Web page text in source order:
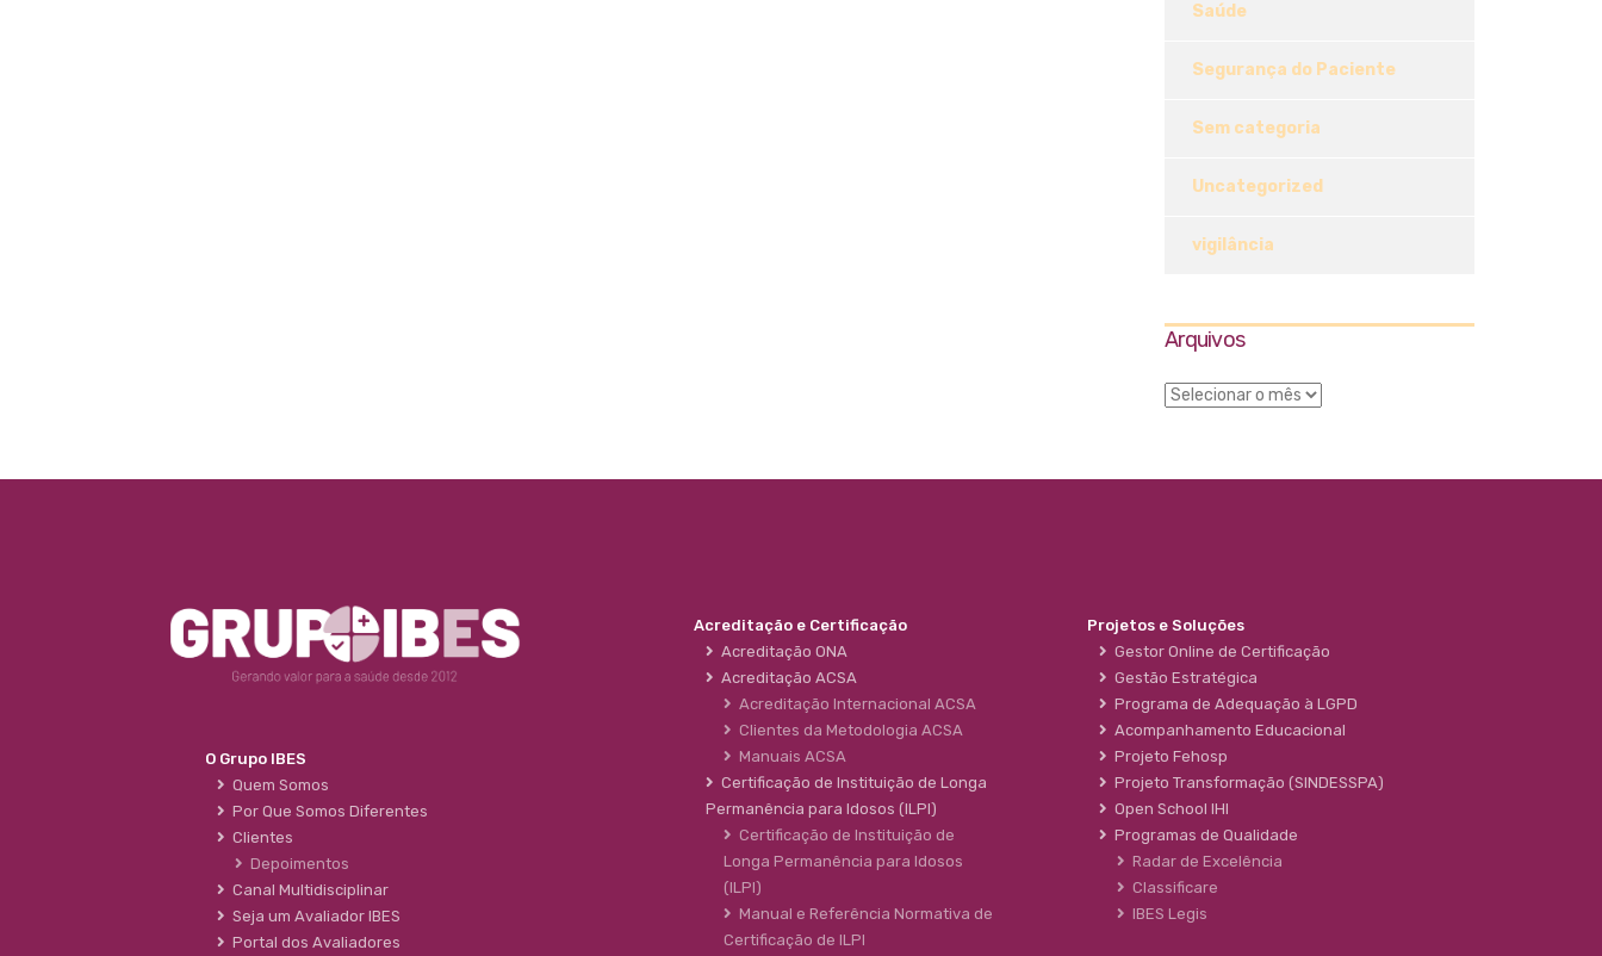
Saúde
Segurança do Paciente
Sem categoria
Uncategorized
vigilância
Arquivos
O Grupo IBES
Quem Somos
Por Que Somos Diferentes
Clientes
Depoimentos
Canal Multidisciplinar
Seja um Avaliador IBES
Portal dos Avaliadores
Acreditação e Certificação
Acreditação ONA
Acreditação ACSA
Acreditação Internacional ACSA
Clientes da Metodologia ACSA
Manuais ACSA
Certificação de Instituição de Longa
Permanência para Idosos (ILPI)
Certificação de Instituição de
Longa Permanência para Idosos
(ILPI)
Manual e Referência Normativa de
Certificação de ILPI
Projetos e Soluções
Gestor Online de Certificação
Gestão Estratégica
Programa de Adequação à LGPD
Acompanhamento Educacional
Projeto Fehosp
Projeto Transformação (SINDESSPA)
Open School IHI
Programas de Qualidade
Radar de Excelência
Classificare
IBES Legis